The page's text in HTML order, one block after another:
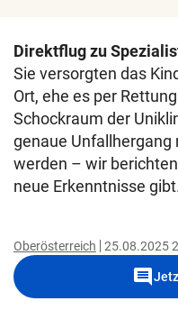
Direktflug zu
Sie versorgten das
Ort, ehe es per
Schockraum der
genaue
werden – wir
neue Erkenntnisse
Oberösterreich 25.08.2025
comment